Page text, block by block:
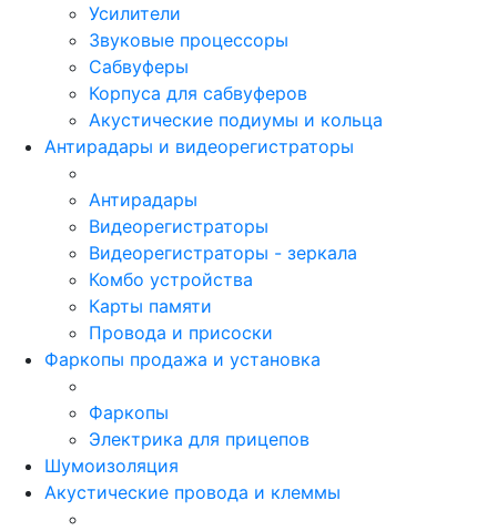
Усилители
Звуковые процессоры
Сабвуферы
Корпуса для сабвуферов
Акустические подиумы и кольца
Антирадары и видеорегистраторы
Антирадары
Видеорегистраторы
Видеорегистраторы - зеркала
Комбо устройства
Карты памяти
Провода и присоски
Фаркопы продажа и установка
Фаркопы
Электрика для прицепов
Шумоизоляция
Акустические провода и клеммы